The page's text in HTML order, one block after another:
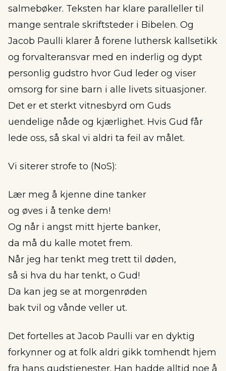
salmebøker. Teksten har klare paralleller til
mange sentrale skriftsteder i Bibelen. Og
Jacob Paulli klarer å forene luthersk kallsetikk
og forvalteransvar med en inderlig og dypt
personlig gudstro hvor Gud leder og viser
omsorg for sine barn i alle livets situasjoner.
Det er et sterkt vitnesbyrd om Guds
uendelige nåde og kjærlighet. Hvis Gud får
lede oss, så skal vi aldri ta feil av målet.
Vi siterer strofe to (NoS):
Lær meg å kjenne dine tanker
og øves i å tenke dem!
Og når i angst mitt hjerte banker,
da må du kalle motet frem.
Når jeg har tenkt meg trett til døden,
så si hva du har tenkt, o Gud!
Da kan jeg se at morgenrøden
bak tvil og vånde veller ut.
Det fortelles at Jacob Paulli var en dyktig
forkynner og at folk aldri gikk tomhendt hjem
fra hans gudstjenester. Han hadde alltid noe å